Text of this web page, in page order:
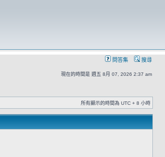
問答集 搜尋
現在的時間是 週五 8月 07, 2026 2:37 am
所有顯示的時間為 UTC + 8 小時